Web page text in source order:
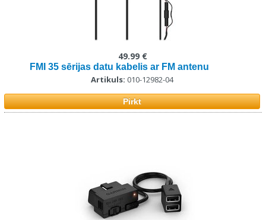
FMI 35 sērijas datu kabelis ar FM antenu
Artikuls: 010-12982-04
49.99 €
Pirkt